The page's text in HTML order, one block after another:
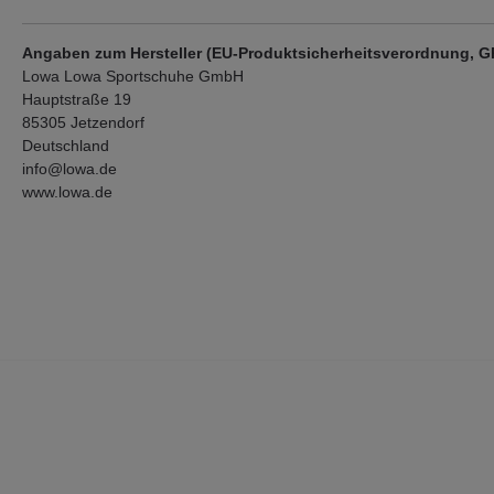
Angaben zum Hersteller (EU-Produktsicherheitsverordnung,
Lowa Lowa Sportschuhe GmbH
Hauptstraße 19
85305 Jetzendorf
Deutschland
info@lowa.de
www.lowa.de